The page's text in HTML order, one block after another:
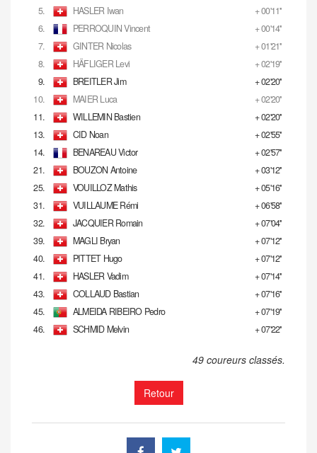
5.
HASLER Iwan
+ 00'11''
6.
PERROQUIN Vincent
+ 00'14''
7.
GINTER Nicolas
+ 01'21''
8.
HÄFLIGER Levi
+ 02'19''
9.
BREITLER Jim
+ 02'20''
10.
MAIER Luca
+ 02'20''
11.
WILLEMIN Bastien
+ 02'20''
13.
CID Noan
+ 02'55''
14.
BENAREAU Victor
+ 02'57''
21.
BOUZON Antoine
+ 03'12''
25.
VOUILLOZ Mathis
+ 05'16''
31.
VUILLAUME Rémi
+ 06'58''
32.
JACQUIER Romain
+ 07'04''
39.
MAGLI Bryan
+ 07'12''
40.
PITTET Hugo
+ 07'12''
41.
HASLER Vadim
+ 07'14''
43.
COLLAUD Bastian
+ 07'16''
45.
ALMEIDA RIBEIRO Pedro
+ 07'19''
46.
SCHMID Melvin + 07'22''
49 coureurs classés.
Retour